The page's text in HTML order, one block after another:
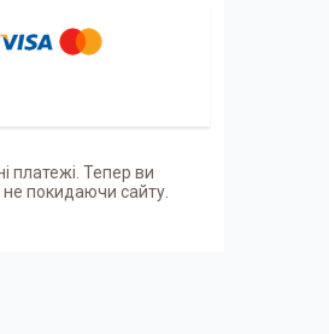
платежі. Тепер ви
покидаючи сайту.